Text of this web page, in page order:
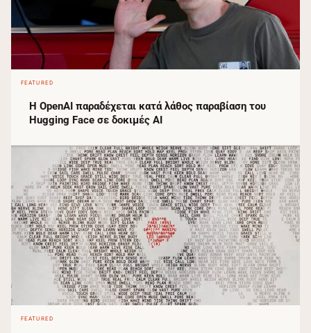
FEATURED
Η OpenAI παραδέχεται κατά λάθος παραβίαση του
Hugging Face σε δοκιμές AI
FEATURED